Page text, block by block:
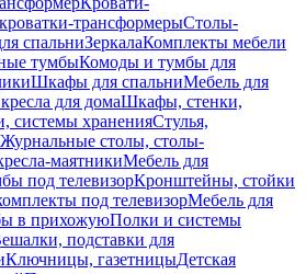
трансформерыСтолы-
спальниЗеркалаКомплекты мебели
тумбыКомоды и тумбы для
Шкафы для спальниМебель для
для домаШкафы, стенки,
системы храненияСтулья,
Журнальные столы, столы-
маятникиМебель для
под телевизорКронштейны, стойки
под телевизорМебель для
в прихожуюПолки и системы
подставки для
Ключницы, газетницыДетская